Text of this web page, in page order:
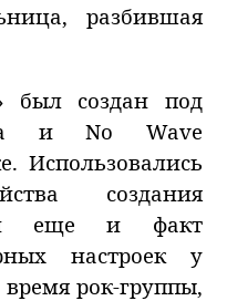
разбившая
был создан под
и No Wave
Использовались
создания
еще и факт
настроек у
время рок-группы,